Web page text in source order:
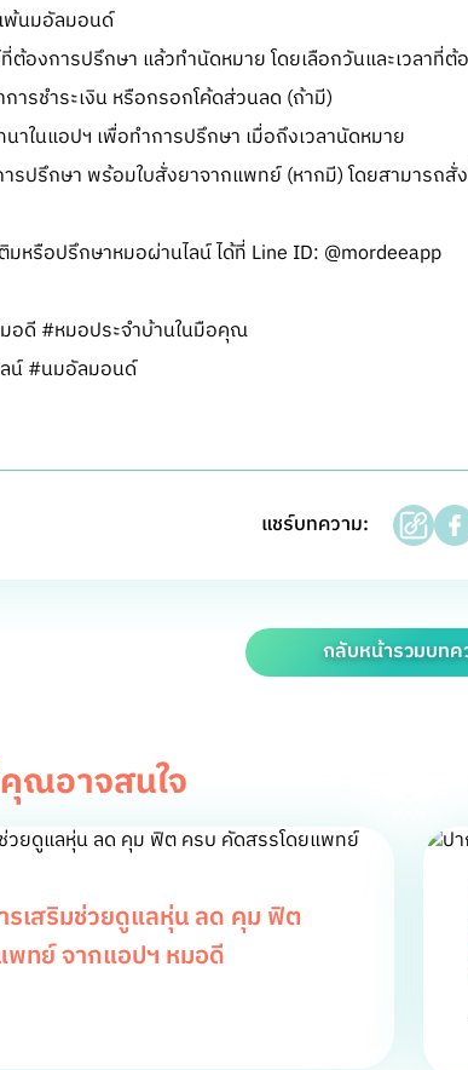
พ้นมอัลมอนด์
ต้องการปรึกษา แล้วทำนัดหมาย โดยเลือกวันและเวลาที่
ารชำระเงิน หรือกรอกโค้ดส่วนลด (ถ้ามี)
าในแอปฯ เพื่อทำการปรึกษา เมื่อถึงเวลานัดหมาย
รปรึกษา พร้อมใบสั่งยาจากแพทย์ (หากมี) โดยสามารถสั่
มหรือปรึกษาหมอผ่านไลน์ ได้ที่ Line ID: @mordeeapp
อดี #หมอประจำบ้านในมือคุณ
น์ #นมอัลมอนด์
แชร์บทความ:
กลับหน้ารวมบทค
ณอาจสนใจ
เสริมช่วยดูแลหุ่น ลด คุม ฟิต
พทย์ จากแอปฯ หมอดี